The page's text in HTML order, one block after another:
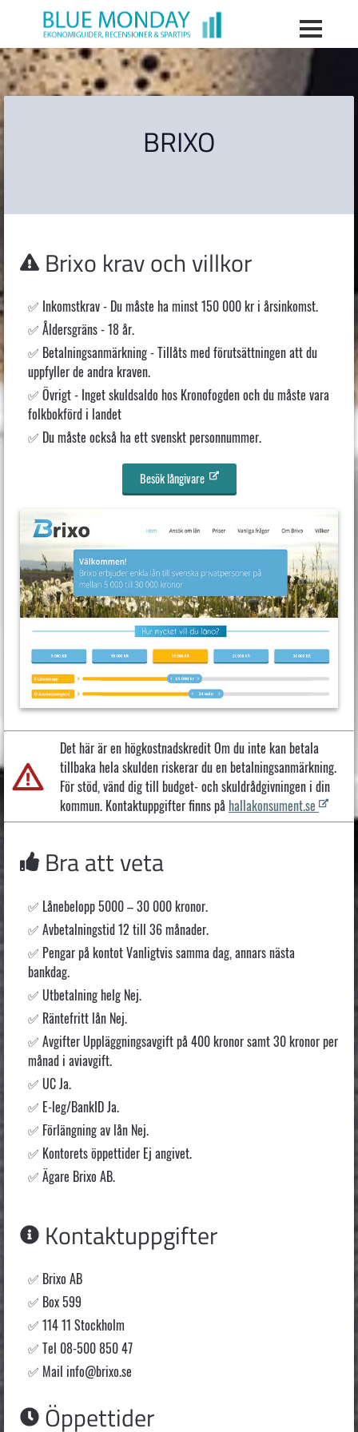
BRIXO
Brixo krav och villkor
Inkomstkrav - Du måste ha minst 150 000 kr i årsinkomst.
Åldersgräns - 18 år.
Betalningsanmärkning - Tillåts med förutsättningen att du
uppfyller de andra kraven.
Övrigt - Inget skuldsaldo hos Kronofogden och du måste vara
folkbokförd i landet
Du måste också ha ett svenskt personnummer.
Besök långivare
Det här är en högkostnadskredit Om du inte kan betala
tillbaka hela skulden riskerar du en betalningsanmärkning.
För stöd, vänd dig till budget- och skuldrådgivningen i din
kommun. Kontaktuppgifter finns på hallakonsument.se
Bra att veta
Lånebelopp 5000 – 30 000 kronor.
Avbetalningstid 12 till 36 månader.
Pengar på kontot Vanligtvis samma dag, annars nästa
bankdag.
Utbetalning helg Nej.
Räntefritt lån Nej.
Avgifter Uppläggningsavgift på 400 kronor samt 30 kronor per
månad i aviavgift.
UC Ja.
E-leg/BankID Ja.
Förlängning av lån Nej.
Kontorets öppettider Ej angivet.
Ägare Brixo AB.
Kontaktuppgifter
Brixo AB
Box 599
114 11 Stockholm
Tel 08-500 850 47
Mail info@brixo.se
Öppettider